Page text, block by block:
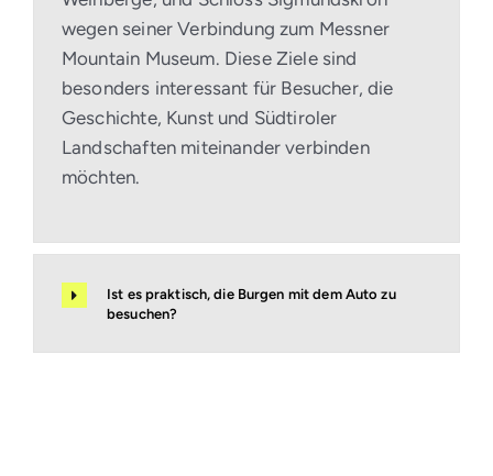
wegen seiner Verbindung zum Messner
Mountain Museum. Diese Ziele sind
besonders interessant für Besucher, die
Geschichte, Kunst und Südtiroler
Landschaften miteinander verbinden
möchten.
Ist es praktisch, die Burgen mit dem Auto zu
besuchen?